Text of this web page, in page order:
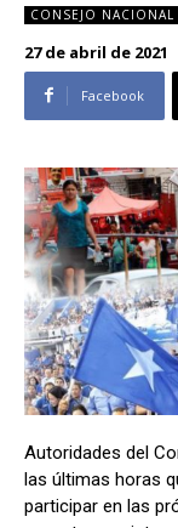
Alianza
Libertad y
Frente
Nueva Ruta
Noticias
Contáctenos
Manténgase
noticias
Alianza
Libertad y
Frente
Nueva Ruta
Noticias
Contáctenos
Manténgase
noticias
CONSEJO NACIONAL
27 de abril de 2021
Facebook
Autoridades del
las últimas horas
participar en las